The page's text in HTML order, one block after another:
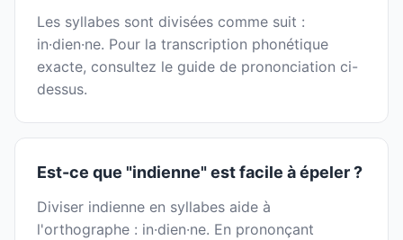
Les syllabes sont divisées comme suit :
in·dien·ne. Pour la transcription phonétique
exacte, consultez le guide de prononciation ci-
dessus.
Est-ce que "indienne" est facile à épeler ?
Diviser indienne en syllabes aide à
l'orthographe : in·dien·ne. En prononçant